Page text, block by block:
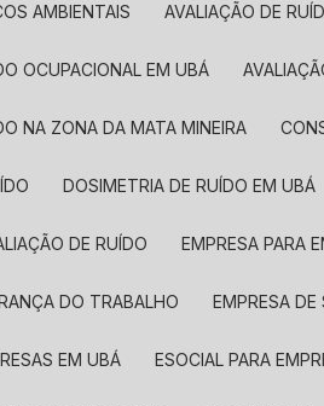
AMBIENTAIS AVALIAÇÃO DE
OCUPACIONAL EM UBÁ
NA ZONA DA MATA MINEIRA
DOSIMETRIA DE RUÍDO EM UBÁ
DE RUÍDO EMPRESA PARA
DO TRABALHO EMPRESA
EM UBÁ ESOCIAL PARA